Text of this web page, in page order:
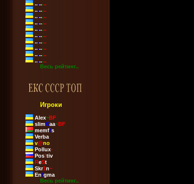
........
........
........
........
........
........
........
........
........
........
Весь рейтинг..
Игроки
Alex~BF
slimKaa~BF
memf!s
Verba
v@no
Pollux-
Pos!tiv
ReSt
Skr1n~
En!gma
Весь рейтинг..